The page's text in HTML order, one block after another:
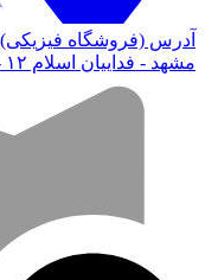
آدرس (فروشگاه فیزیکی):
مشهد - فداییان اسلام ۱۲ - نسترن ۲۲ - کامپیوترفدک